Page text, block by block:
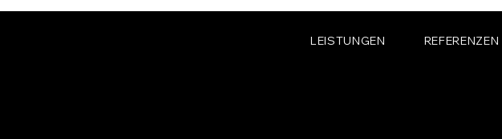
LEISTUNGEN REFERENZEN